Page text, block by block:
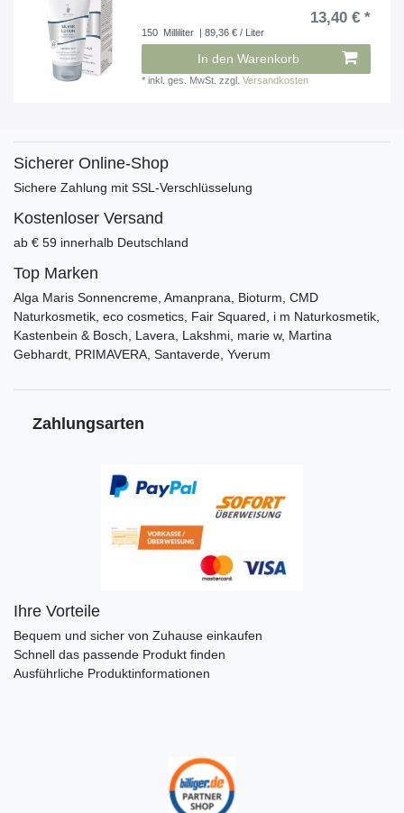
13,40 € *
150 Milliliter | 89,36 € / Liter
In den Warenkorb
*inkl. ges. MwSt. zzgl.Versandkosten
Sicherer Online-Shop
Sichere Zahlung mit SSL-Verschlüsselung
Kostenloser Versand
ab € 59 innerhalb Deutschland
Top Marken
Alga Maris Sonnencreme, Amanprana, Bioturm, CMD
Naturkosmetik, eco cosmetics, Fair Squared, i m Naturkosmetik,
Kastenbein & Bosch, Lavera, Lakshmi, marie w, Martina
Gebhardt, PRIMAVERA, Santaverde, Yverum
Zahlungsarten
Ihre Vorteile
Bequem und sicher von Zuhause einkaufen
Schnell das passende Produkt finden
Ausführliche Produktinformationen